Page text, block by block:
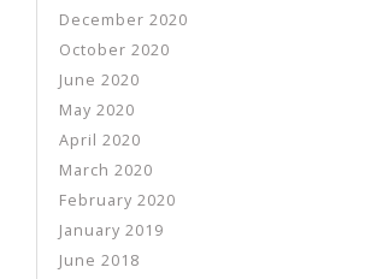
December 2020
October 2020
June 2020
May 2020
April 2020
March 2020
February 2020
January 2019
June 2018